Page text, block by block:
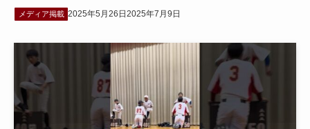
メディア掲載 2025年5月26日 2025年7月9日